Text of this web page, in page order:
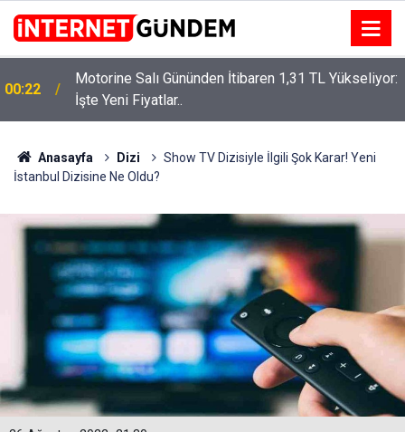
00:22
Motorine Salı Gününden İtibaren 1,31 TL Yükseliyor:
İşte Yeni Fiyatlar..
Anasayfa Dizi
Show TV Dizisiyle İlgili Şok Karar! Yeni
İstanbul Dizisine Ne Oldu?